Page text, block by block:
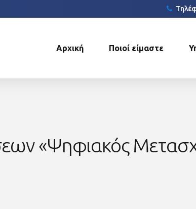
Αρχική Ποιοί είμαστε
«Ψηφιακός